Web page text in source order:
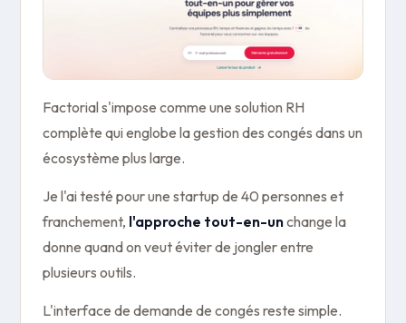
Factorial s'impose comme une solution RH
complète qui englobe la gestion des congés dans un
écosystème plus large.
Je l'ai testé pour une startup de 40 personnes et
franchement, l'approche tout-en-unchange la
donne quand on veut éviter de jongler entre
plusieurs outils.
L'interface de demande de congés reste simple.